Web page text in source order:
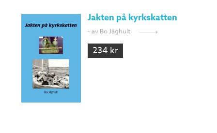
Jakten på kyrkskatten
- av Bo Jäghult
234 kr